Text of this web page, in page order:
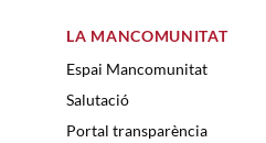
LA MANCOMUNITAT
Espai Mancomunitat
Salutació
Portal transparència